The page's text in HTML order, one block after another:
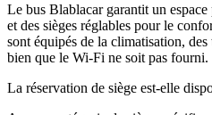
Le bus Blablacar garantit un
et des sièges réglables pour le
sont équipés de la climatisation,
bien que le Wi-Fi ne soit pas fourni.
La réservation de siège est-elle